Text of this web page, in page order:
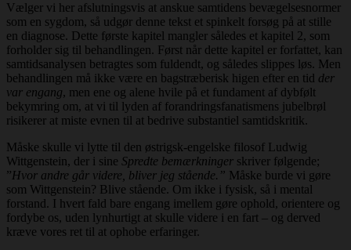
Vælger vi her afslutningsvis at anskue samtidens bevægelsesnormer
som en sygdom, så udgør denne tekst et spinkelt forsøg på at stille
en diagnose. Dette første kapitel mangler således et kapitel 2, som
forholder sig til behandlingen. Først når dette kapitel er forfattet, kan
samtidsanalysen betragtes som fuldendt, og således slippes løs. Men
behandlingen må ikke være en bagstræberisk higen efter en tid der
var engang, men ene og alene hvile på et fundament af dybfølt
bekymring om, at vi til lyden af forandringsfanatismens jubelbrøl
risikerer at miste evnen til at bedrive substantiel samtidskritik.
Måske skulle vi lytte til den østrigsk-engelske filosof Ludwig
Wittgenstein, der i sine Spredte bemærkninger skriver følgende;
”Hvor andre går videre, bliver jeg stående.” Måske burde vi gøre
som Wittgenstein? Blive stående. Om ikke i fysisk, så i mental
forstand. I hvert fald bare engang imellem gøre ophold, orientere og
fordybe os, uden lynhurtigt at skulle videre i en fart – og derved
kræve vores ret til at ophobe erfaringer.